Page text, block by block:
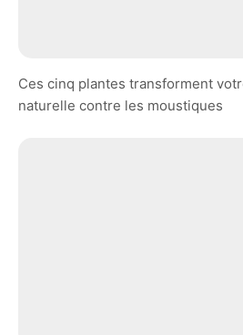
Ces cinq plantes transforment
naturelle contre les moustiques